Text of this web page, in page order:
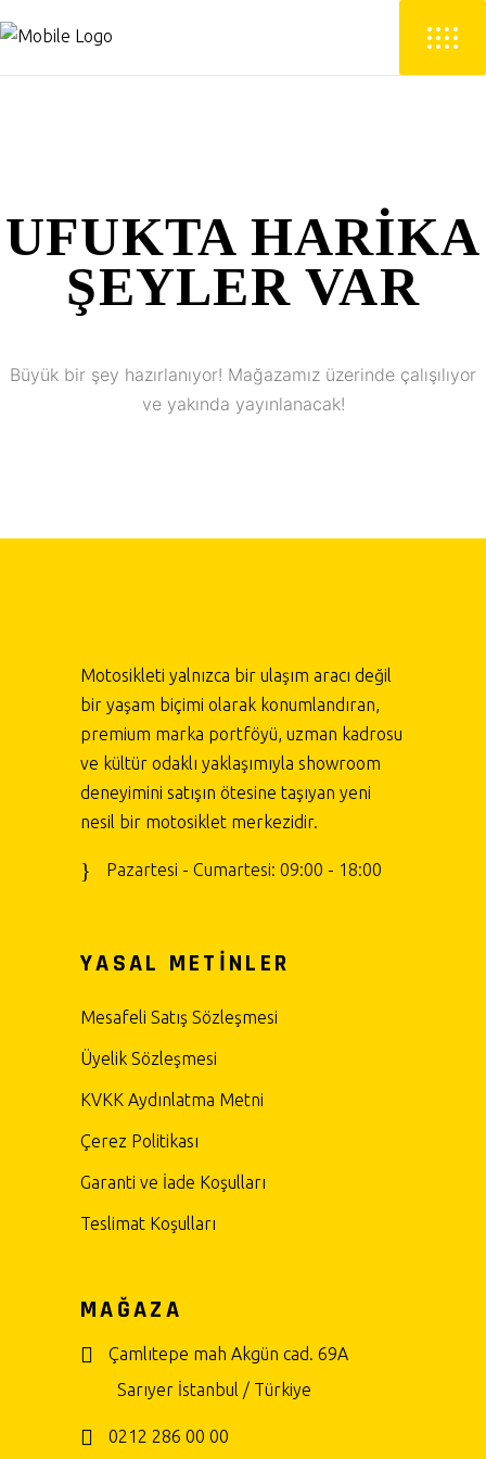
UFUKTA HARIKA
ŞEYLER VAR
Büyük bir şey hazırlanıyor! Mağazamız üzerinde çalışılıyor
ve yakında yayınlanacak!
Motosikleti yalnızca bir ulaşım aracı değil
bir yaşam biçimi olarak konumlandıran,
premium marka portföyü, uzman kadrosu
ve kültür odaklı yaklaşımıyla showroom
deneyimini satışın ötesine taşıyan yeni
nesil bir motosiklet merkezidir.
Pazartesi - Cumartesi: 09:00 - 18:00
YASAL METİNLER
Mesafeli Satış Sözleşmesi
Üyelik Sözleşmesi
KVKK Aydınlatma Metni
Çerez Politikası
Garanti ve İade Koşulları
Teslimat Koşulları
MAĞAZA
Çamlıtepe mah Akgün cad. 69A
Sarıyer İstanbul / Türkiye
0212 286 00 00